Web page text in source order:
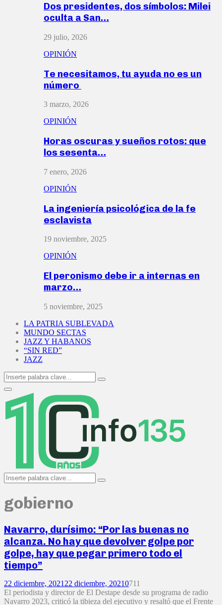
Dos presidentes, dos símbolos: Milei
oculta a San…
29 julio, 2026
OPINIÓN
Te necesitamos, tu ayuda no es un
número
3 marzo, 2026
OPINIÓN
Horas oscuras y sueños rotos: que
los sesenta…
7 enero, 2026
OPINIÓN
La ingeniería psicológica de la fe
esclavista
19 noviembre, 2025
OPINIÓN
El peronismo debe ir a internas en
marzo…
5 noviembre, 2025
LA PATRIA SUBLEVADA
MUNDO SECTAS
JAZZ Y HABANOS
“SIN RED”
JAZZ
Search
for:
Search
Primary
Menu
Search
for:
Search
gobierno
Navarro, durísimo: “Por las buenas no
alcanza. No hay que devolver golpe por
golpe, hay que pegar primero todo el
tiempo”
22 diciembre, 2021 22 diciembre, 20210711
El periodista y director de El Destape desde su programa de radio
Navarro 2023, criticó la tibieza del ejecutivo y resaltó que el Frente